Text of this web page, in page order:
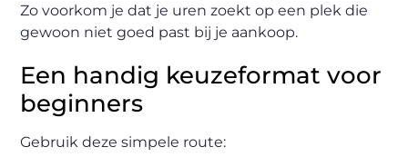
Zo voorkom je dat je uren zoekt op een plek die
gewoon niet goed past bij je aankoop.
Een handig keuzeformat voor
beginners
Gebruik deze simpele route: